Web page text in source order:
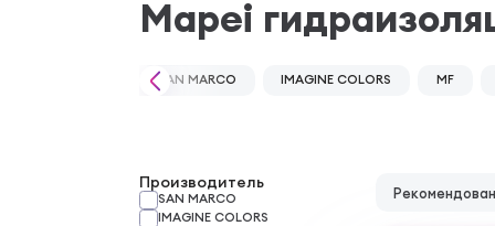
Mapei
Производитель
SAN MARCO
IMAGINE COLORS
SAN MARCO IMAGINE COLORS MF